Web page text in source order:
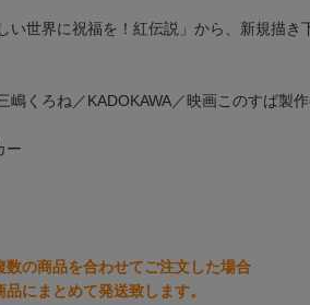
い世界に祝福を！紅伝説」から、新規描
嶋くろね／KADOKAWA／映画このすば製
ー
数の商品を合わせてご注文した場合
にまとめて発送致します。